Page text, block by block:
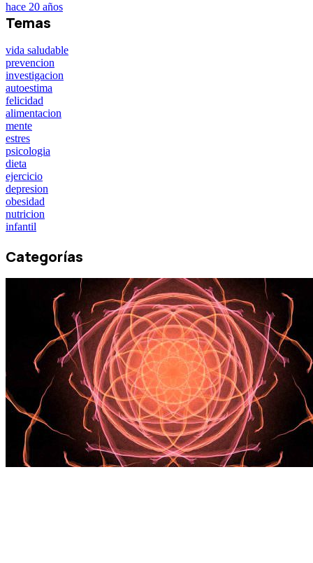
hace 20 años
Temas
vida saludable
prevencion
investigacion
autoestima
felicidad
alimentacion
mente
estres
psicologia
dieta
ejercicio
depresion
obesidad
nutricion
infantil
Categorías